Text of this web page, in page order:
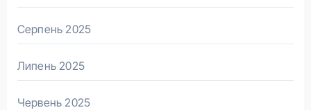
Серпень 2025
Липень 2025
Червень 2025